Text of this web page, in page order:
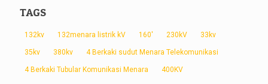
TAGS
132kv 132menara listrik kV 160' 230kV 33kv
35kv 380kv 4 Berkaki sudut Menara Telekomunikasi
4 Berkaki Tubular Komunikasi Menara 400KV